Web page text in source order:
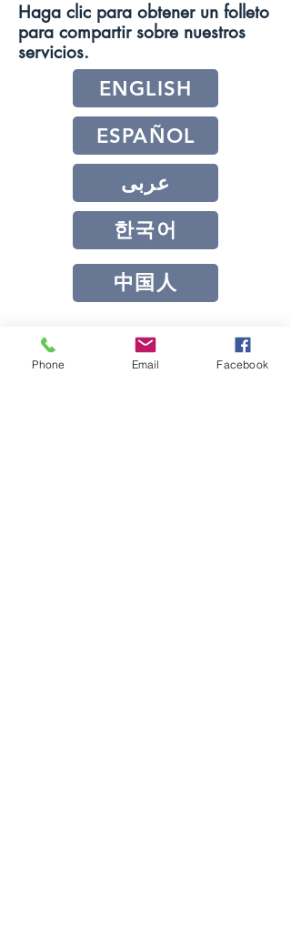
Haga clic para obtener un folleto
para compartir sobre nuestros
servicios.
ENGLISH
ESPAÑOL
عربى
한국어
中国人
Solicite ahora ayuda
Phone Email Facebook